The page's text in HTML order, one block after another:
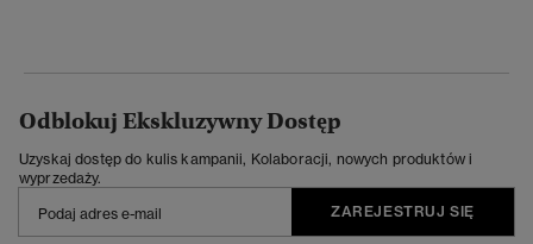
Odblokuj Ekskluzywny Dostęp
Uzyskaj dostęp do kulis kampanii, Kolaboracji, nowych produktów i
wyprzedaży.
ZAREJESTRUJ SIĘ